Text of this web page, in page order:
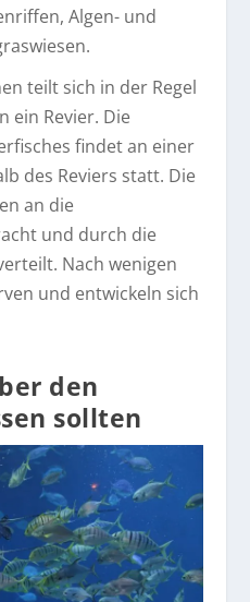
Algen- und
teilt sich in der Regel
ein Revier. Die
findet an einer
des Reviers statt. Die
an die
und durch die
Nach wenigen
und entwickeln sich
den
sollten